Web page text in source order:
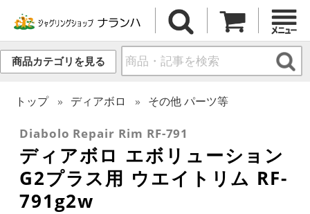
商品カテゴリを見る
トップ ディアボロ その他 パーツ等
Diabolo Repair Rim RF-791
ディアボロ エボリューション
G2プラス用 ウエイトリム RF-
791g2w